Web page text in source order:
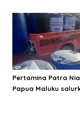
desa
Pertamina Patra
Papua Maluku